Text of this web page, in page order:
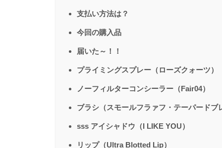
支払い方法は？
今回の購入品
届いた～！！
プライミングスプレー（ローズクォーツ）
ノーフィルターコンシーラー（Fair04）
ブラシ（スモールフラァフ・テーパードブ
sss アイシャドウ（I LIKE YOU）
リップ（Ultra Blotted Lip）